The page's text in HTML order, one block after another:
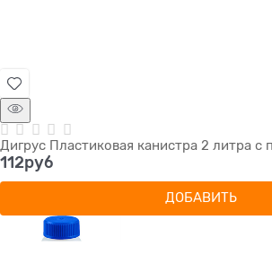
Дигрус Пластиковая канистра 2 литра с
112руб
ДОБАВИТЬ